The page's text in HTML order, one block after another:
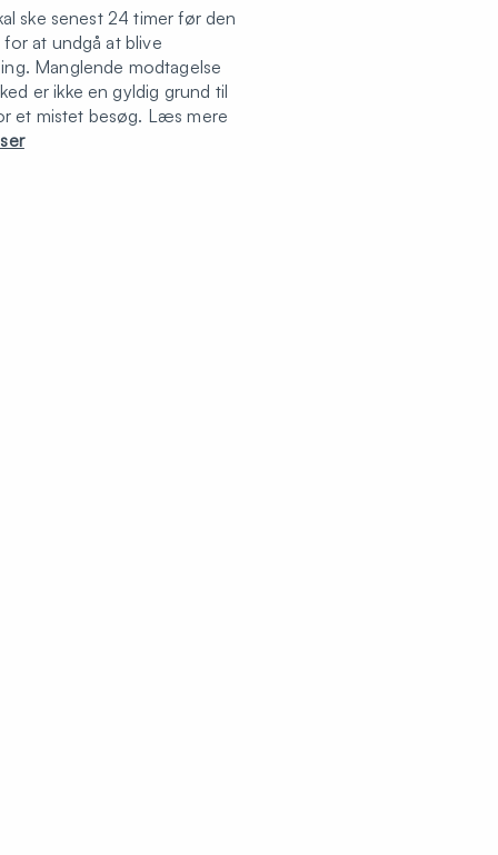
ske senest 24 timer før den
at undgå at blive
Manglende modtagelse
er ikke en gyldig grund til
et mistet besøg. Læs mere